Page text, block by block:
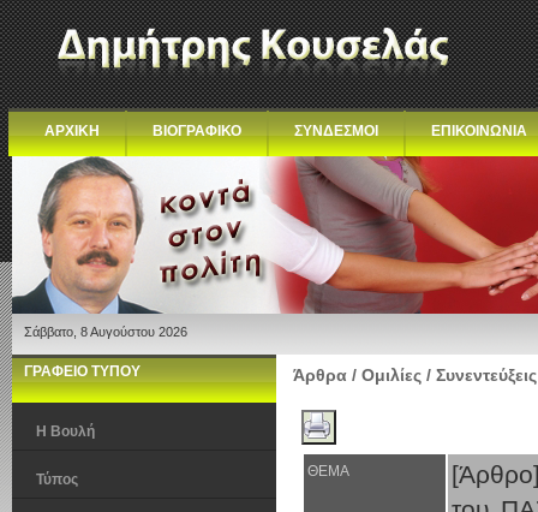
ΑΡΧΙΚΗ ΒΙΟΓΡΑΦΙΚΟ ΣΥΝΔΕΣΜΟΙ ΕΠΙΚΟΙΝΩΝΙΑ
Σάββατο, 8 Αυγούστου 2026
ΓΡΑΦΕΙΟ ΤΥΠΟΥ
Η Βουλή
Τύπος
Άρθρα / Ομιλίες / Συνεντεύξεις
ΘΕΜΑ